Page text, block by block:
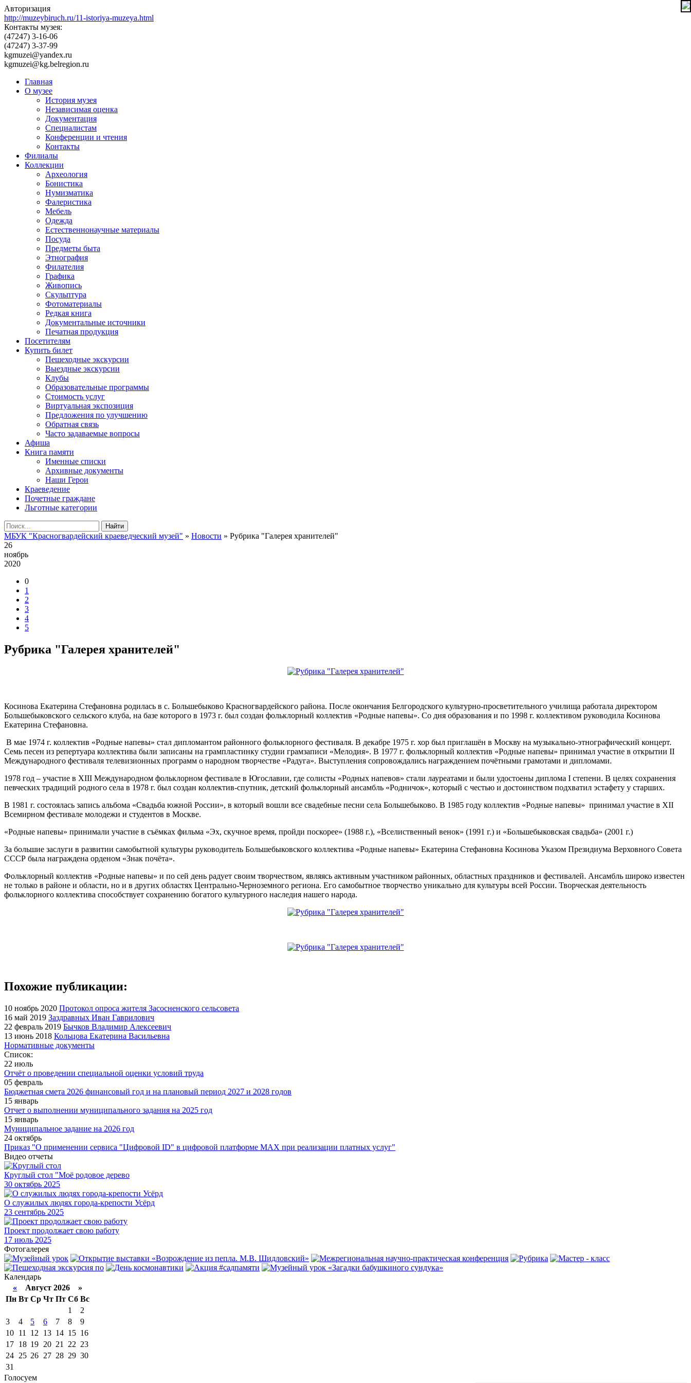
Авторизация
http://muzeybiruch.ru/11-istoriya-muzeya.html
Контакты музея:
(47247) 3-16-06
(47247) 3-37-99
kgmuzei@yandex.ru
kgmuzei@kg.belregion.ru
Главная
О музее
История музея
Независимая оценка
Документация
Специалистам
Конференции и чтения
Контакты
Филиалы
Коллекции
Археология
Бонистика
Нумизматика
Фалеристика
Мебель
Одежда
Естественнонаучные материалы
Посуда
Предметы быта
Этнография
Филателия
Графика
Живопись
Скульптура
Фотоматериалы
Редкая книга
Документальные источники
Печатная продукция
Посетителям
Купить билет
Пешеходные экскурсии
Выездные экскурсии
Клубы
Образовательные программы
Стоимость услуг
Виртуальная экспозиция
Предложения по улучшению
Обратная связь
Часто задаваемые вопросы
Афиша
Книга памяти
Именные списки
Архивные документы
Наши Герои
Краеведение
Почетные граждане
Льготные категории
Найти
МБУК "Красногвардейский краеведческий музей" » Новости » Рубрика "Галерея хранителей"
26
ноябрь
2020
0
1
2
3
4
5
Рубрика "Галерея хранителей"
Косинова Екатерина Стефановна родилась в с. Большебыково Красногвардейского района. После окончания Белгородского культурно-просветительного училища работала директором
Большебыковского сельского клуба, на базе которого в 1973 г. был создан фольклорный коллектив «Родные напевы». Со дня образования и по 1998 г. коллективом руководила Косинова
Екатерина Стефановна.
В мае 1974 г. коллектив «Родные напевы» стал дипломантом районного фольклорного фестиваля. В декабре 1975 г. хор был приглашён в Москву на музыкально-этнографический концерт.
Семь песен из репертуара коллектива были записаны на грампластинку студии грамзаписи «Мелодия». В 1977 г. фольклорный коллектив «Родные напевы» принимал участие в открытии II
Международного фестиваля телевизионных программ о народном творчестве «Радуга». Выступления сопровождались награждением почётными грамотами и дипломами.
1978 год – участие в XIII Международном фольклорном фестивале в Югославии, где солисты «Родных напевов» стали лауреатами и были удостоены диплома I степени. В целях сохранения
певческих традиций родного села в 1978 г. был создан коллектив-спутник, детский фольклорный ансамбль «Родничок», который с честью и достоинством подхватил эстафету у старших.
В 1981 г. состоялась запись альбома «Свадьба южной России», в который вошли все свадебные песни села Большебыково. В 1985 году коллектив «Родные напевы» принимал участие в XII
Всемирном фестивале молодежи и студентов в Москве.
«Родные напевы» принимали участие в съёмках фильма «Эх, скучное время, пройди поскорее» (1988 г.), «Вселиственный венок» (1991 г.) и «Большебыковская свадьба» (2001 г.)
За большие заслуги в развитии самобытной культуры руководитель Большебыковского коллектива «Родные напевы» Екатерина Стефановна Косинова Указом Президиума Верховного Совета
СССР была награждена орденом «Знак почёта».
Фольклорный коллектив «Родные напевы» и по сей день радует своим творчеством, являясь активным участником районных, областных праздников и фестивалей. Ансамбль широко известен
не только в районе и области, но и в других областях Центрально-Черноземного региона. Его самобытное творчество уникально для культуры всей России. Творческая деятельность
фольклорного коллектива способствует сохранению богатого культурного наследия нашего народа.
Похожие публикации:
10 ноябрь 2020 Протокол опроса жителя Засосненского сельсовета
16 май 2019 Заздравных Иван Гаврилович
22 февраль 2019 Бычков Владимир Алексеевич
13 июнь 2018 Кольцова Екатерина Васильевна
Нормативные документы
Список:
22 июль
Отчёт о проведении специальной оценки условий труда
05 февраль
Бюджетная смета 2026 финансовый год и на плановый период 2027 и 2028 годов
15 январь
Отчет о выполнении муниципального задания на 2025 год
15 январь
Муниципальное задание на 2026 год
24 октябрь
Приказ "О применении сервиса "Цифровой ID" в цифровой платформе МАХ при реализации платных услуг"
Видео отчеты
Круглый стол "Моё родовое дерево
30 октябрь 2025
О служилых людях города-крепости Усёрд
23 сентябрь 2025
Проект продолжает свою работу
17 июль 2025
Фотогалерея
Календарь
« Август 2026 »
Пн Вт Ср Чт Пт Сб Вс
1
2
3
4 5 6 7 8
9
10 11 12 13 14 15 16
17 18 19 20 21 22 23
24 25 26 27 28 29 30
31
Голосуем